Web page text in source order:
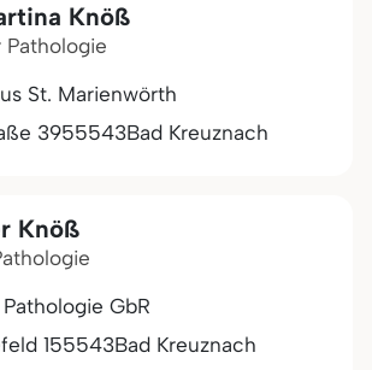
Knöß
Pathologie
St. Marienwörth
3955543Bad Kreuznach
Knöß
GbR
155543Bad Kreuznach